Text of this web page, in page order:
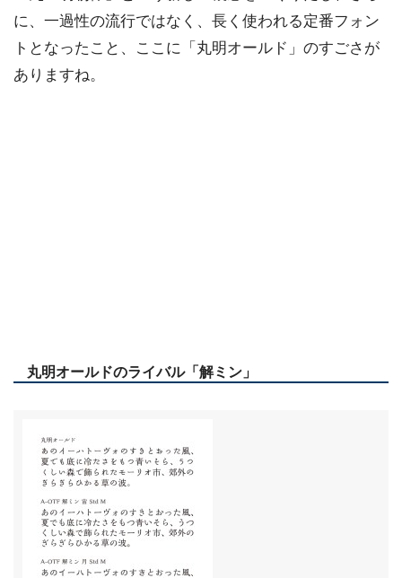
に、一過性の流行ではなく、長く使われる定番フォン
トとなったこと、ここに「丸明オールド」のすごさが
ありますね。
丸明オールドのライバル「解ミン」